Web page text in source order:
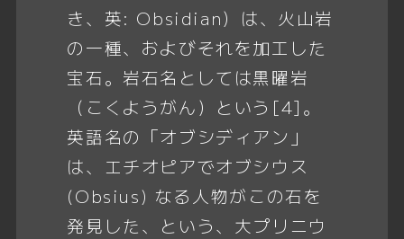
き、英: Obsidian）は、火山岩
の一種、およびそれを加工した
宝石。岩石名としては黒曜岩
（こくようがん）という[4]。
英語名の「オブシディアン」
は、エチオピアでオブシウス
(Obsius) なる人物がこの石を
発見した、という、大プリニウ